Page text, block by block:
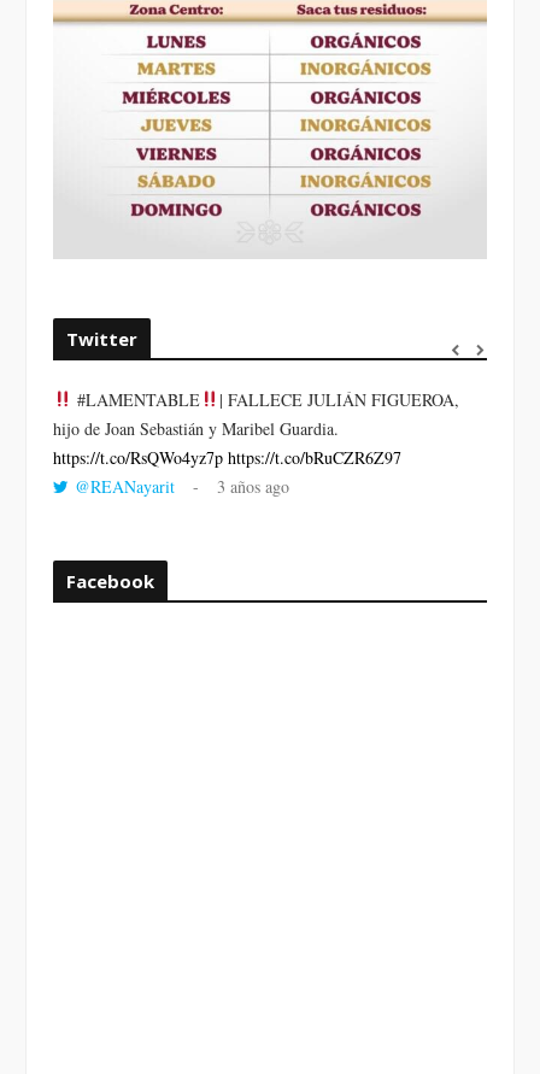
Twitter
#LAMENTABLE
| FALLECE JULIÁN FIGUEROA,
hijo de Joan Sebastián y Maribel Guardia.
https://t.co/RsQWo4yz7p https://t.co/bRuCZR6Z97
@REANayarit
3 años ago
Facebook